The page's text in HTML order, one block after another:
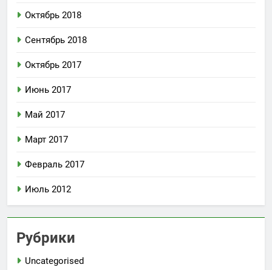
Октябрь 2018
Сентябрь 2018
Октябрь 2017
Июнь 2017
Май 2017
Март 2017
Февраль 2017
Июль 2012
Рубрики
Uncategorised